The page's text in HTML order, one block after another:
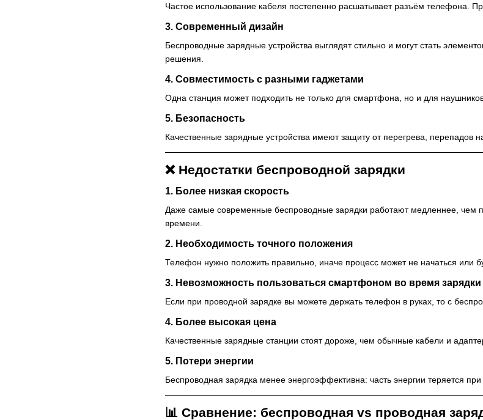
Частое использование кабеля постепенно расшатывает разъём телефона.
3. Современный дизайн
Беспроводные зарядные устройства выглядят стильно и могут стать
решения.
4. Совместимость с разными гаджетами
Одна станция может подходить не только для смартфона, но и для
5. Безопасность
Качественные зарядные устройства имеют защиту от перегрева, перепадов
❌ Недостатки беспроводной зарядки
1. Более низкая скорость
Даже самые современные беспроводные зарядки работают медленнее,
времени.
2. Необходимость точного положения
Телефон нужно положить правильно, иначе процесс может не начаться или
3. Невозможность пользоваться смартфоном во время зарядки
Если при проводной зарядке вы можете держать телефон в руках, то с
4. Более высокая цена
Качественные зарядные станции стоят дороже, чем обычные кабели и
5. Потери энергии
Беспроводная зарядка менее энергоэффективна: часть энергии теряется
📊 Сравнение: беспроводная vs проводная